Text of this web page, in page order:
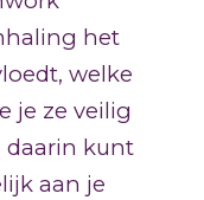
het
welke
je ze veilig
daarin kunt
aan je